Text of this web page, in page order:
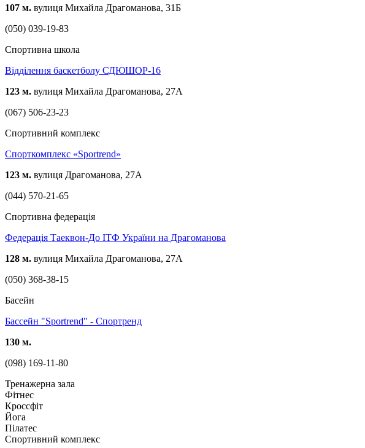
107 м. вулиця Михайла Драгоманова, 31Б
(050) 039-19-83
Спортивна школа
Відділення баскетболу СДЮШОР-16
123 м. вулиця Михайла Драгоманова, 27А
(067) 506-23-23
Спортивний комплекс
Спорткомплекс «Sportrend»
123 м. вулиця Драгоманова, 27А
(044) 570-21-65
Спортивна федерація
Федерація Таеквон-До ІТФ України на Драгоманова
128 м. вулиця Михайла Драгоманова, 27А
(050) 368-38-15
Басейн
Бассейн "Sportrend" - Спортренд
130 м.
(098) 169-11-80
Тренажерна зала
Фітнес
Кроссфіт
Йога
Пілатес
Спортивний комплекс